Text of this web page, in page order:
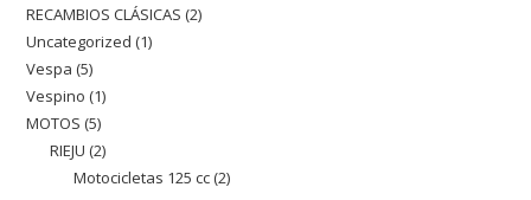
productos
RECAMBIOS CLÁSICAS 22
Uncategorized 11
Vespa 55
productos
Vespino 11
MOTOS 55
productos
RIEJU 22
productos
Motocicletas 125 cc 22